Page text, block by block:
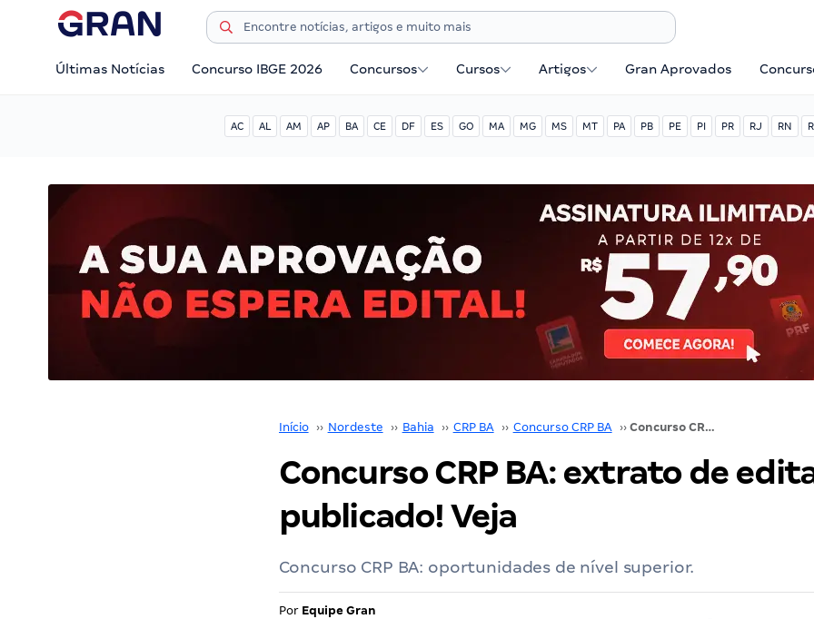
Últimas Notícias Concurso IBGE 2026 Concursos Cursos Artigos Gran Aprovados
AC AL AM AP BA CE DF ES GO MA MG MS MT PA PB PE PI PR RJ RN
Início ›› Nordeste ›› Bahia ›› CRP BA ›› Concurso CRP BA ›› Concurso CRP BA: extrato de edital publicado! Veja
Concurso CRP BA: extrato de
publicado! Veja
Concurso CRP BA: oportunidades de nível superior.
Por Equipe Gran